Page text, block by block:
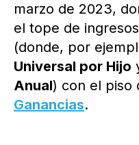
marzo de 2023,
el tope de
(donde, por
Universal por Hijo
Anual) con el piso
Ganancias.